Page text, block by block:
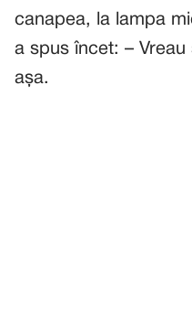
canapea, la lampa
a spus încet: –
așa.